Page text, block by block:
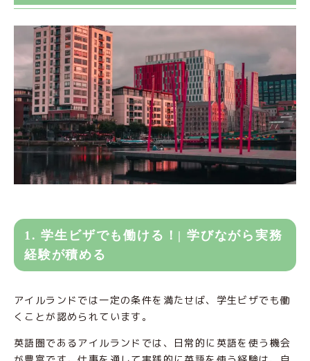
1. 学生ビザでも働ける！| 学びながら実務
経験が積める
アイルランドでは一定の条件を満たせば、学生ビザでも働
くことが認められています。
英語圏であるアイルランドでは、日常的に英語を使う機会